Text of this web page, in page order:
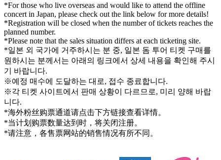
*For those who live overseas and would like to attend the offline
concert in Japan, please check out the link below for more details!
*Registration will be closed when the number of tickets reaches the
planned number.
*Please note that the sales situation differs at each ticketing site.
*일본 외 국가에 거주하시는 분 중, 일본 돔 투어 티켓 구매를
원하시는 분께서는 아래의 링크에서 상세 내용을 확인해 주시
기 바랍니다.
※예정 매수에 도달하는 대로, 접수 종료합니다.
※각 티켓 사이트에서 판매 상황이 다르므로, 미리 양해 바랍
니다.
*海外粉丝购票通道请点击下方链接查看详情。
*当计划购票数量达到时，将关闭注册。
*请注意，各售票网站的销售情况有所不同。